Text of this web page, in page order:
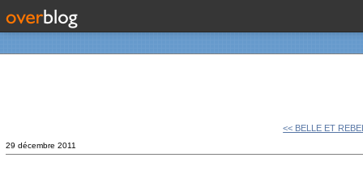
<< BELLE ET
29 décembre 2011